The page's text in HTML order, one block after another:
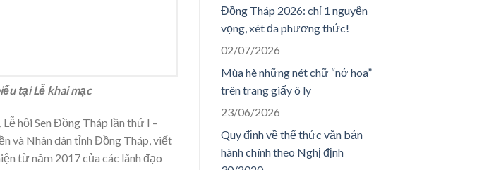
tại Lễ khai mạc
hội Sen Đồng Tháp lần thứ I –
và Nhân dân tỉnh Đồng Tháp, viết
từ năm 2017 của các lãnh đạo
Đồng Tháp 2026: chỉ 1 nguyện
vọng, xét đa phương thức!
02/07/2026
Mùa hè những nét chữ “nở hoa”
trên trang giấy ô ly
23/06/2026
Quy định về thể thức văn bản
hành chính theo Nghị định